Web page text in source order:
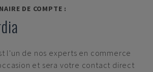
DE COMPTE :
l'un de nos experts en commerce
et sera votre contact direct